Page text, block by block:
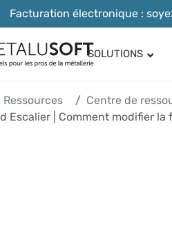
Facturation électronique :
SOLUTIONS
Ressources
Centre de
Escalier | Comment modifier